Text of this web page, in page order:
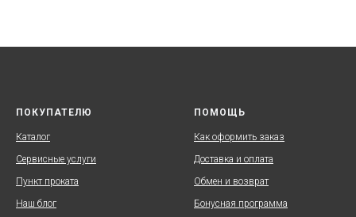
ПОКУПАТЕЛЮ
Каталог
Сервисные услуги
Пункт проката
Наш блог
ПОМОЩЬ
Как оформить заказ
Доставка и оплата
Обмен и возврат
Бонусная программа